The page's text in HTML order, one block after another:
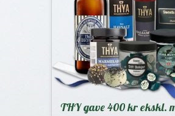
THY gave 400 kr ekskl.